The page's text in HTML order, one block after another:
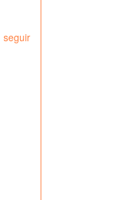
seguir